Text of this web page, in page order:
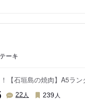
ーキ
【石垣島の焼肉】A5ラ
22 人 239 人